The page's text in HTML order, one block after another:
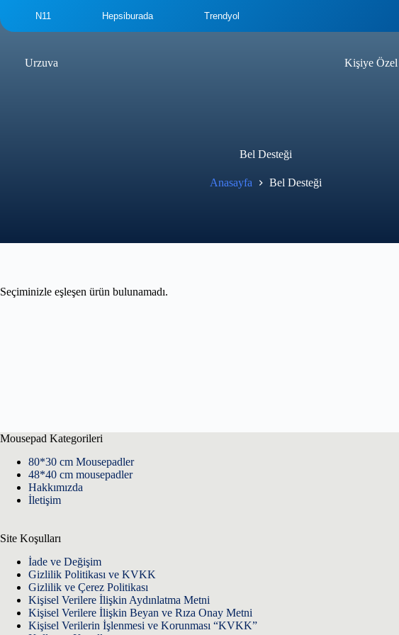
geç
N11 Hepsiburada Trendyol
Urzuva Kişiye Özel
Bel Desteği
Anasayfa Bel Desteği
Seçiminizle eşleşen ürün bulunamadı.
Mousepad Kategorileri
80*30 cm Mousepadler
48*40 cm mousepadler
Hakkımızda
İletişim
Site Koşulları
İade ve Değişim
Gizlilik Politikası ve KVKK
Gizlilik ve Çerez Politikası
Kişisel Verilere İlişkin Aydınlatma Metni
Kişisel Verilere İlişkin Beyan ve Rıza Onay Metni
Kişisel Verilerin İşlenmesi ve Korunması “KVKK”